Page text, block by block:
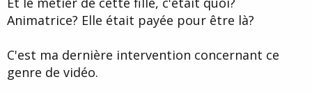
Animatrice? Elle était payée pour être là?
C'est ma dernière intervention concernant ce
genre de vidéo.